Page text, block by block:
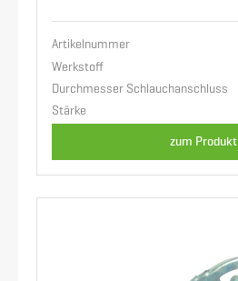
Artikelnummer
Werkstoff
Durchmesser Schlauchanschluss
Stärke
zum Produkt